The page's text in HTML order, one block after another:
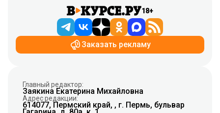
18+
Заказать рекламу
Главный редактор:
Заякина Екатерина Михайловна
Адрес редакции:
614077, Пермский край, , г. Пермь, бульвар